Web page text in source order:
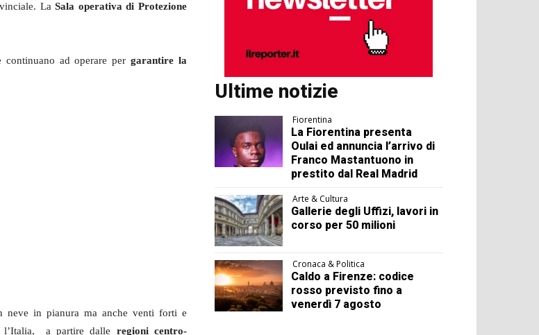
LaSala operativa di Protezione
ad operare per garantire la
neve in pianura ma anche venti forti e
l’Italia, a partire dalle regioni centro-
Ultime notizie
Fiorentina
La Fiorentina presenta
Oulai ed annuncia l’arrivo di
Franco Mastantuono in
prestito dal Real Madrid
Arte & Cultura
Gallerie degli Uffizi, lavori in
corso per 50 milioni
Cronaca & Politica
Caldo a Firenze: codice
rosso previsto fino a
venerdì 7 agosto